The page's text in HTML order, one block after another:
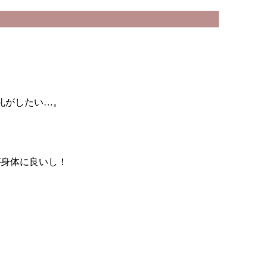
がしたい…。
体に良いし！